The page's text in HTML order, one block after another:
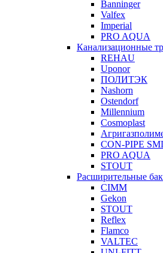
Banninger
Valfex
Imperial
PRO AQUA
Канализационные
REHAU
Uponor
ПОЛИТЭК
Nashorn
Ostendorf
Millennium
Cosmoplast
CON-PIPE
PRO AQUA
STOUT
Расширительные
CIMM
Gekon
STOUT
Reflex
Flamco
VALTEC